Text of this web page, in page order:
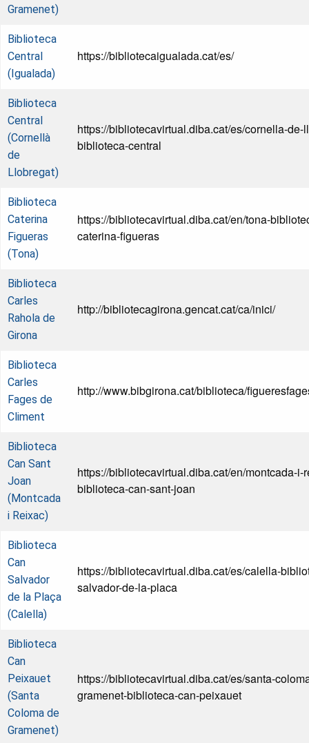
Gramenet)
Biblioteca
Central
(Igualada)
https://bibliotecaigualada.cat/es/
Biblioteca
Central
(Cornellà
de
Llobregat)
https://bibliotecavirtual.diba.cat/es/cornella-de-
biblioteca-central
Biblioteca
Caterina
Figueras
(Tona)
https://bibliotecavirtual.diba.cat/en/tona-
caterina-figueras
Biblioteca
Carles
Rahola de
Girona
http://bibliotecagirona.gencat.cat/ca/inici/
Biblioteca
Carles
Fages de
Climent
http://www.bibgirona.cat/biblioteca/
Biblioteca
Can Sant
Joan
(Montcada
i Reixac)
https://bibliotecavirtual.diba.cat/en/montcada-i-
biblioteca-can-sant-joan
Biblioteca
Can
Salvador
de la Plaça
(Calella)
https://bibliotecavirtual.diba.cat/es/calella-
salvador-de-la-placa
Biblioteca
Can
Peixauet
(Santa
Coloma de
Gramenet)
https://bibliotecavirtual.diba.cat/es/santa-
gramenet-biblioteca-can-peixauet